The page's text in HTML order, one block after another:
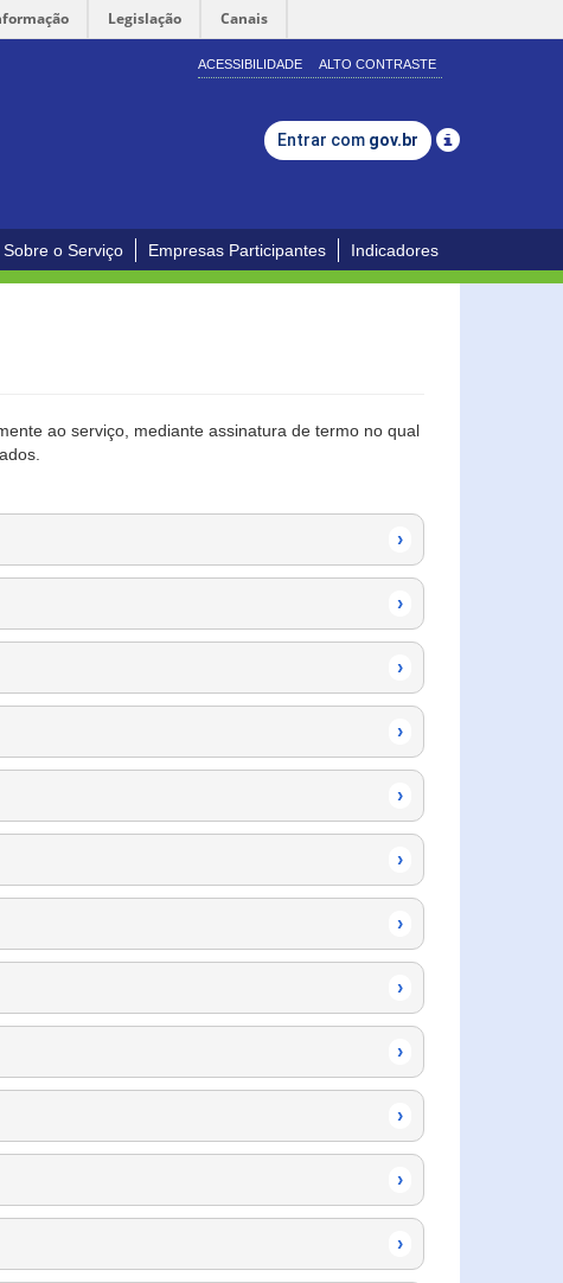
Legislação Canais
ACESSIBILIDADE ALTO CONTRASTE
Entrar com gov.br
Sobre o Serviço Empresas Participantes Indicadores
ao serviço, mediante assinatura de termo no qual
›
›
›
›
›
›
›
›
›
›
›
›